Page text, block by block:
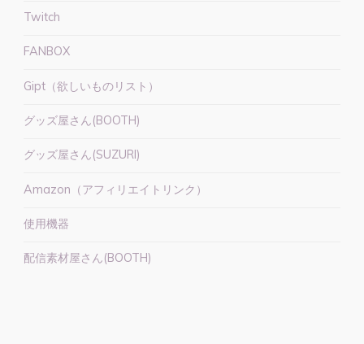
た
式
会
ALLONE
Twitch
FANBOX
Gipt（欲しいものリスト）
グッズ屋さん(BOOTH)
グッズ屋さん(SUZURI)
Amazon（アフィリエイトリンク）
使用機器
配信素材屋さん(BOOTH)